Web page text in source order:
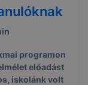
programon
előadást
iskolánk volt